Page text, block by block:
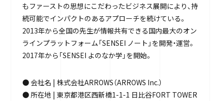
もファーストの思想にこだわったビジネス展開により、持
続可能でインパクトのあるアプローチを続けている。
2013年から全国の先生が情報共有できる国内最大のオン
ラインプラットフォーム「SENSEI ノート」を開発・運営。
2017年から「SENSEI よのなか学」を開始。
● 会社名 | 株式会社ARROWS（ARROWS Inc.）
● 所在地 | 東京都港区西新橋1-1-1 日比谷FORT TOWER